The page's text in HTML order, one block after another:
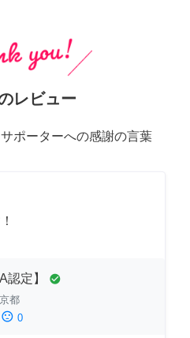
レビュー
ポーターへの感謝の言葉
認定】 check_circle
都
sentiment_dissatisfied 0